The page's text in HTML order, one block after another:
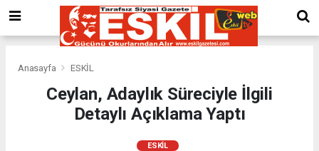
Anasayfa ESKİL
Ceylan, Adaylık Süreciyle İlgili
Detaylı Açıklama Yaptı
ESKİL